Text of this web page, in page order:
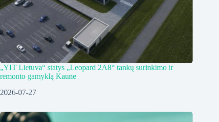
„YIT Lietuva“ statys „Leopard 2A8“ tankų surinkimo ir
remonto gamyklą Kaune
2026-07-27